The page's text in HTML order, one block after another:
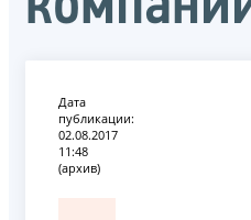
Дата
публикации:
02.08.2017
11:48
(архив)